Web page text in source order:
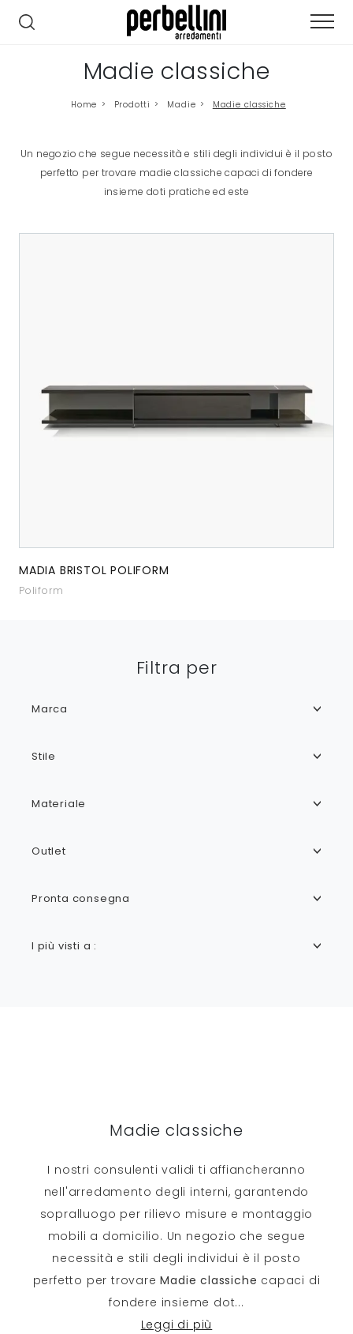
Madie classiche
Home > Prodotti > Madie > Madie classiche
Un negozio che segue necessità e stili degli individui è il posto
perfetto per trovare madie classiche capaci di fondere
insieme doti pratiche ed este
MADIA BRISTOL POLIFORM
Poliform
Filtra per
Marca
Stile
Materiale
Outlet
Pronta consegna
I più visti a :
Madie classiche
I nostri consulenti validi ti affiancheranno
nell'arredamento degli interni, garantendo
sopralluogo per rilievo misure e montaggio
mobili a domicilio. Un negozio che segue
necessità e stili degli individui è il posto
perfetto per trovareMadie classiche capaci di
fondere insieme dot...
Leggi di più